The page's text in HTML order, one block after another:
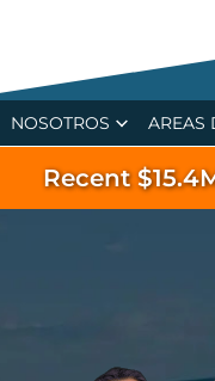
NOSOTROS AREAS
Recent